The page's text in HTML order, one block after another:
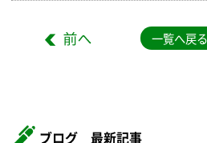
一覧へ戻る
ブログ 最新記事